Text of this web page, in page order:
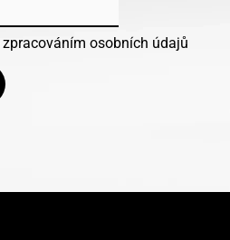
zpracováním osobních údajů